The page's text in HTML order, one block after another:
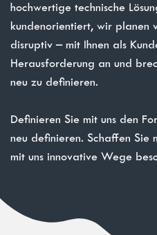
hochwertige technische
kundenorientiert, wir planen
disruptiv – mit Ihnen als
Herausforderung an und
neu zu definieren.
Definieren Sie mit uns den
neu definieren. Schaffen Sie
mit uns innovative Wege